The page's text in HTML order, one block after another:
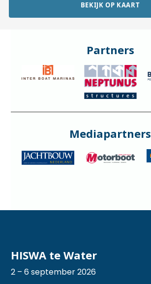
BEKIJK OP KAART
Partners
Mediapartners
HISWA te Water
2 – 6 september 2026